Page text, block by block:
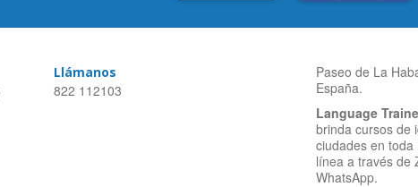
Llámanos
822 112103
Paseo de La
España.
Language
brinda cursos de
ciudades en
línea a través de
WhatsApp.